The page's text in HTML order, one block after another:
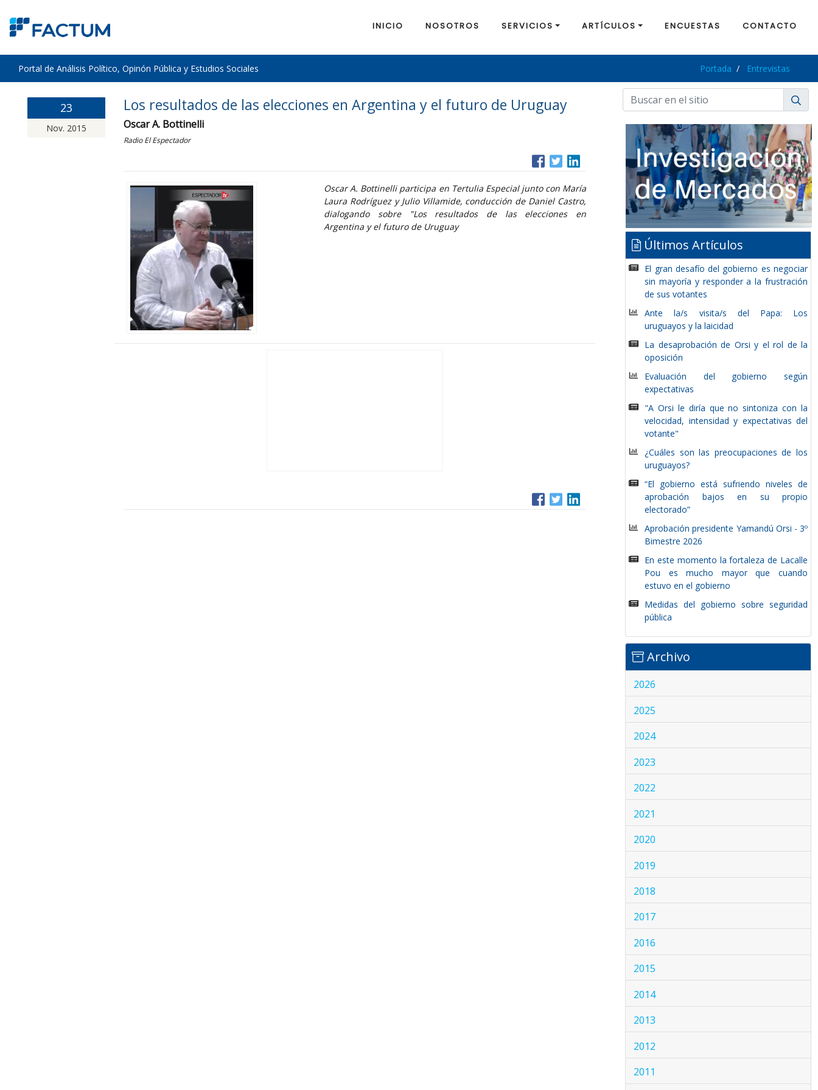
INICIO NOSOTROS SERVICIOS ARTÍCULOS ENCUESTAS CONTACTO
Portal de Análisis Político, Opinón Pública y Estudios Sociales Portada Entrevistas
23
Nov. 2015
Los resultados de las elecciones en Argentina y el futuro de Uruguay
Oscar A. Bottinelli
Radio El Espectador
Oscar A. Bottinelli participa en Tertulia Especial junto con María
Laura Rodríguez y Julio Villamide, conducción de Daniel Castro,
dialogando sobre "Los resultados de las elecciones en
Argentina y el futuro de Uruguay
Últimos Artículos
El gran desafío del gobierno es negociar
sin mayoría y responder a la frustración
de sus votantes
Ante la/s visita/s del Papa: Los
uruguayos y la laicidad
La desaprobación de Orsi y el rol de la
oposición
Evaluación del gobierno según
expectativas
"A Orsi le diría que no sintoniza con la
velocidad, intensidad y expectativas del
votante"
¿Cuáles son las preocupaciones de los
uruguayos?
“El gobierno está sufriendo niveles de
aprobación bajos en su propio
electorado”
Aprobación presidente Yamandú Orsi - 3º
Bimestre 2026
En este momento la fortaleza de Lacalle
Pou es mucho mayor que cuando
estuvo en el gobierno
Medidas del gobierno sobre seguridad
pública
Archivo
2026
2025
2024
2023
2022
2021
2020
2019
2018
2017
2016
2015
2014
2013
2012
2011